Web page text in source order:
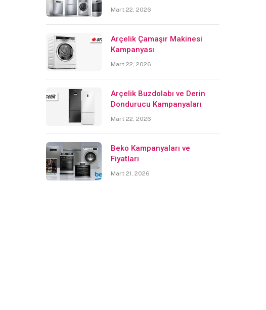
Mart 22, 2026
Arçelik Çamaşır Makinesi
Kampanyası
Mart 22, 2026
Arçelik Buzdolabı ve Derin
Dondurucu Kampanyaları
Mart 22, 2026
Beko Kampanyaları ve
Fiyatları
Mart 21, 2026